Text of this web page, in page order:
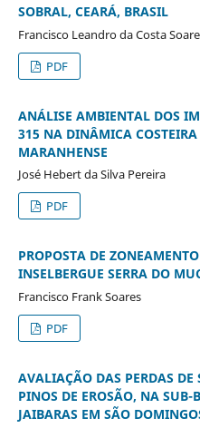
SOBRAL, CEARÁ, BRASIL
Francisco Leandro da Costa
PDF
ANÁLISE AMBIENTAL DOS
315 NA DINÂMICA
MARANHENSE
José Hebert da Silva Pereira
PDF
PROPOSTA DE
INSELBERGUE SERRA DO
Francisco Frank Soares
PDF
AVALIAÇÃO DAS PERDAS DE
PINOS DE EROSÃO, NA
JAIBARAS EM SÃO